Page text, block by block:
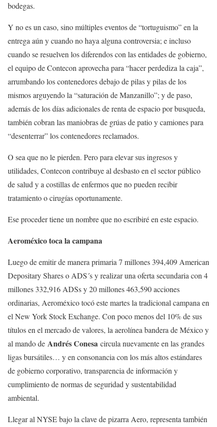
bodegas.
Y no es un caso, sino múltiples eventos de “tortuguismo” en la
entrega aún y cuando no haya alguna controversia; e incluso
cuando se resuelven los diferendos con las entidades de gobierno,
el equipo de Contecon aprovecha para “hacer perdediza la caja”,
arrumbando los contenedores debajo de pilas y pilas de los
mismos arguyendo la “saturación de Manzanillo”; y de paso,
además de los días adicionales de renta de espacio por busqueda,
también cobran las maniobras de grúas de patio y camiones para
“desenterrar” los contenedores reclamados.
O sea que no le pierden. Pero para elevar sus ingresos y
utilidades, Contecon contribuye al desbasto en el sector público
de salud y a costillas de enfermos que no pueden recibir
tratamiento o cirugías oportunamente.
Ese proceder tiene un nombre que no escribiré en este espacio.
Aeroméxico toca la campana
Luego de emitir de manera primaria 7 millones 394,409 American
Depositary Shares o ADS´s y realizar una oferta secundaria con 4
millones 332,916 ADSs y 20 millones 463,590 acciones
ordinarias, Aeroméxico tocó este martes la tradicional campana en
el New York Stock Exchange. Con poco menos del 10% de sus
títulos en el mercado de valores, la aerolínea bandera de México y
al mando de Andrés Conesa circula nuevamente en las grandes
ligas bursátiles… y en consonancia con los más altos estándares
de gobierno corporativo, transparencia de información y
cumplimiento de normas de seguridad y sustentabilidad
ambiental.
Llegar al NYSE bajo la clave de pizarra Aero, representa también